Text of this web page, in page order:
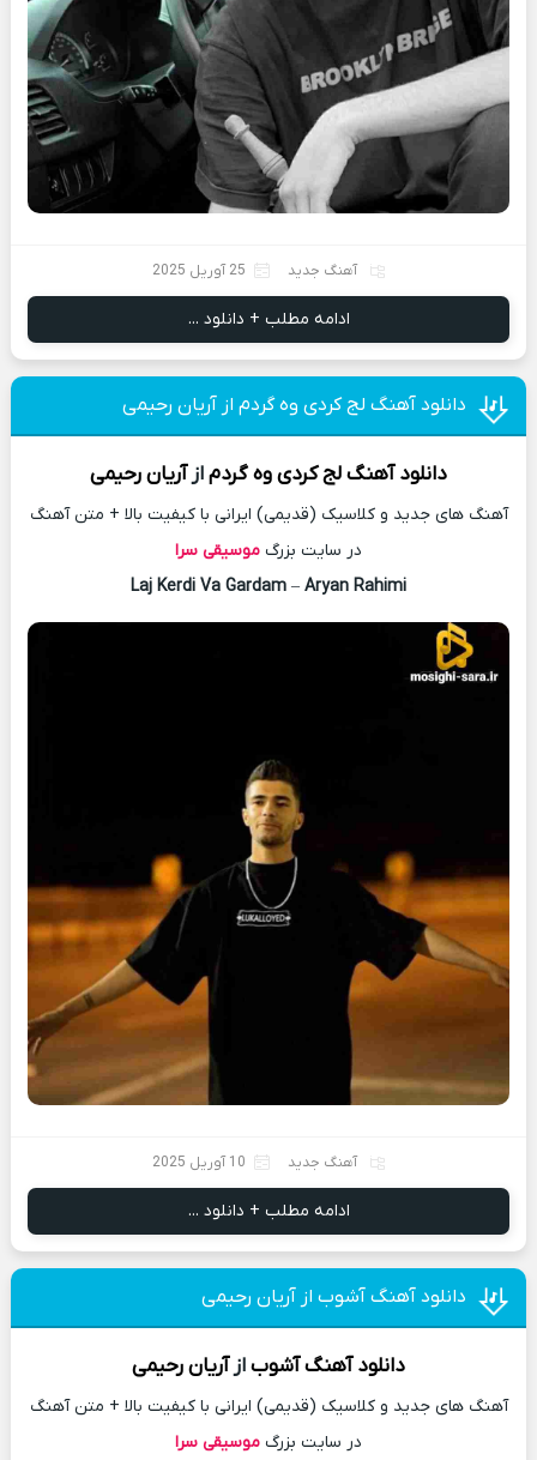
آهنگ جدید 25 آوریل 2025
ادامه مطلب + دانلود ...
دانلود آهنگ لج کردی وه گردم از آریان رحیمی
دانلود آهنگلج کردی وه گردمازآریان رحیمی
آهنگ های جدید و کلاسیک (قدیمی) ایرانی با کیفیت بالا + متن آهنگ
در سایت بزرگ موسیقی سرا
Laj Kerdi Va Gardam – Aryan Rahimi
آهنگ جدید 10 آوریل 2025
ادامه مطلب + دانلود ...
دانلود آهنگ آشوب از آریان رحیمی
دانلود آهنگآشوبازآریان رحیمی
آهنگ های جدید و کلاسیک (قدیمی) ایرانی با کیفیت بالا + متن آهنگ
در سایت بزرگ موسیقی سرا